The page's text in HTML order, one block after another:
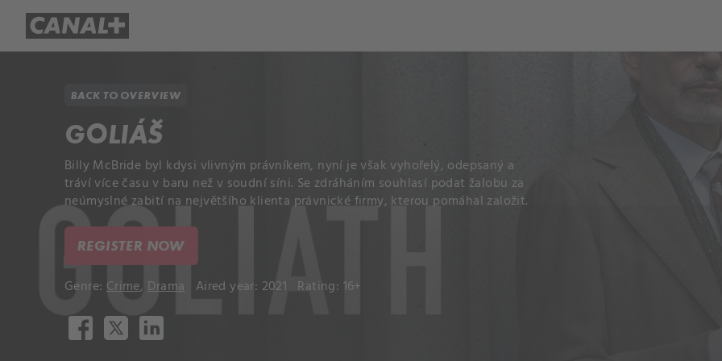
BACK TO OVERVIEW
GOLIÁŠ
Billy McBride byl kdysi vlivným právníkem, nyní je však vyhořelý, odepsaný a
tráví více času v baru než v soudní síni. Se zdráháním souhlasí podat žalobu za
neúmyslné zabití na největšího klienta právnické firmy, kterou pomáhal založit.
REGISTER NOW
Genre: Crime, Drama Aired year: 2021 Rating: 16+